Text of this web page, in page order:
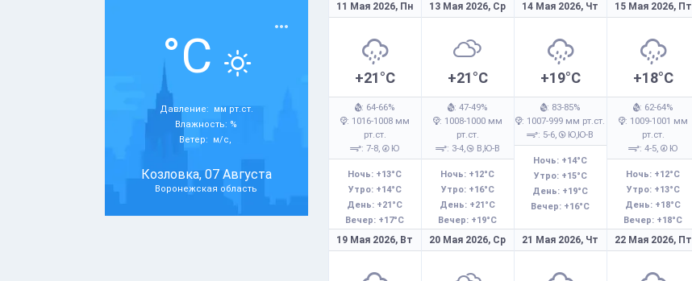
°C
Давление: мм рт.ст.
Влажность: %
Ветер: м/с,
Козловка, 07 Августа
Воронежская область
11 Мая 2026, Пн
+21°C
: 64-66%
: 1016-1008 мм
рт.ст.
: 7-8,
Ю
Ночь: +13°C
Утро: +14°C
День: +21°C
Вечер: +17°C
13 Мая 2026, Ср
+21°C
: 47-49%
: 1008-1000 мм
рт.ст.
: 3-4, В,Ю-В
Ночь: +12°C
Утро: +16°C
День: +21°C
Вечер: +19°C
14 Мая 2026, Чт
+19°C
: 83-85%
: 1007-999 мм рт.ст.
: 5-6, Ю,Ю-В
Ночь: +14°C
Утро: +15°C
День: +19°C
Вечер: +16°C
15 Мая 2026, Пт
+18°C
: 62-64%
: 1009-1001 мм
рт.ст.
: 4-5, Ю
Ночь: +12°C
Утро: +13°C
День: +18°C
Вечер: +18°C
19 Мая 2026, Вт 20 Мая 2026, Ср 21 Мая 2026, Чт 22 Мая 2026, Пт